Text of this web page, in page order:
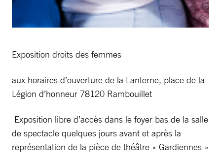
Exposition droits des femmes
aux horaires d’ouverture de la Lanterne, place de la
Légion d’honneur 78120 Rambouillet
Exposition libre d’accès dans le foyer bas de la salle
de spectacle quelques jours avant et après la
représentation de la pièce de théâtre « Gardiennes »